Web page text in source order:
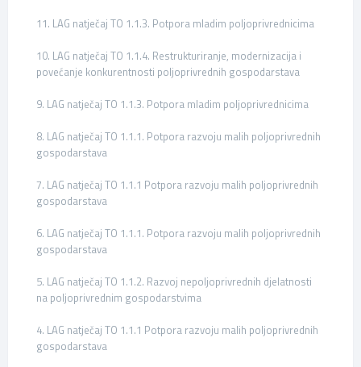
11. LAG natječaj TO 1.1.3. Potpora mladim poljoprivrednicima
10. LAG natječaj TO 1.1.4. Restrukturiranje, modernizacija i
povećanje konkurentnosti poljoprivrednih gospodarstava
9. LAG natječaj TO 1.1.3. Potpora mladim poljoprivrednicima
8. LAG natječaj TO 1.1.1. Potpora razvoju malih poljoprivrednih
gospodarstava
7. LAG natječaj TO 1.1.1 Potpora razvoju malih poljoprivrednih
gospodarstava
6. LAG natječaj TO 1.1.1. Potpora razvoju malih poljoprivrednih
gospodarstava
5. LAG natječaj TO 1.1.2. Razvoj nepoljoprivrednih djelatnosti
na poljoprivrednim gospodarstvima
4. LAG natječaj TO 1.1.1 Potpora razvoju malih poljoprivrednih
gospodarstava